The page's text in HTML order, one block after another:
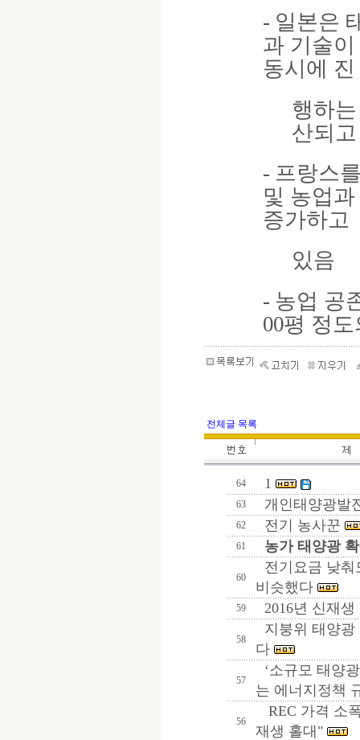
- 일본은
과 기술
동시에 진
행하
산되
- 프랑스
및 농업
증가하고
있음
- 농업 공
00평 정
전체글 목록
64 1
63 개인태양광발
62 전기 농사꾼
61 농가 태양광
60
전기요금 낮춰
비슷했다
59 2016년 신재
58
지붕위 태양광
다
57
‘소규모 태양
는 에너지정책
56
REC 가격 소
재생 홀대"